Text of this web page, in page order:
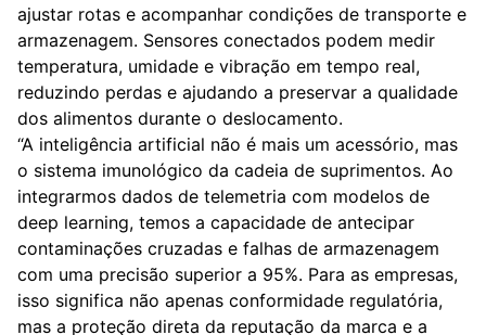
ajustar rotas e acompanhar condições de transporte e
armazenagem. Sensores conectados podem medir
temperatura, umidade e vibração em tempo real,
reduzindo perdas e ajudando a preservar a qualidade
dos alimentos durante o deslocamento.
“A inteligência artificial não é mais um acessório, mas
o sistema imunológico da cadeia de suprimentos. Ao
integrarmos dados de telemetria com modelos de
deep learning, temos a capacidade de antecipar
contaminações cruzadas e falhas de armazenagem
com uma precisão superior a 95%. Para as empresas,
isso significa não apenas conformidade regulatória,
mas a proteção direta da reputação da marca e a